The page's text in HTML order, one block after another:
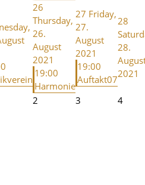
26
Thursday,
26.
August
2021
19:00
Harmonie
27 Friday,
27.
August
2021
19:00
Auftakt07
28
28.
2021
2 3 4